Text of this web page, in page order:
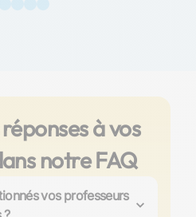
à vos
notre FAQ
vos professeurs